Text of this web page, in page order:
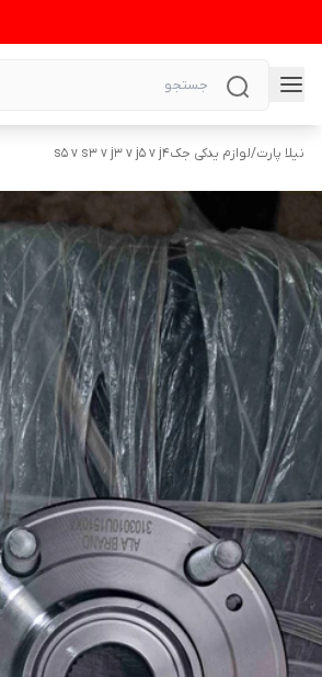
نیلا پارت/لوازم یدکی جکs5 v s3 v j3 v j5 v j4